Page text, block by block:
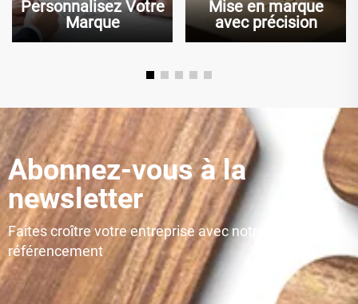
Personnalisez Votre
Marque
Mise en marque
avec précision
Abonnez-vous à la
newsletter
Faites croître votre entreprise avec notre agence de
référencement